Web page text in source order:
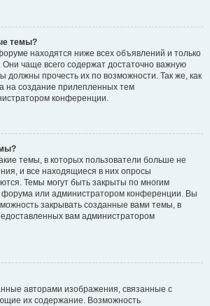
темы?
находятся ниже всех объявлений и только
Они чаще всего содержат достаточно важную
прочесть их по возможности. Так же, как
на создание прилепленных тем
конференции.
темы, в которых пользователи больше не
и все находящиеся в них опросы
Темы могут быть закрыты по многим
или администратором конференции. Вы
закрывать созданные вами темы, в
вам администратором
авторами изображения, связанные с
их содержание. Возможность